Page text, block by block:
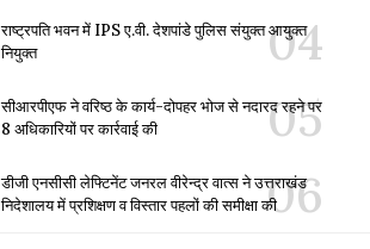
राष्ट्रपति भवन में IPS ए.वी. देशपांडे पुलिस संयुक्त आयुक्त
नियुक्त
सीआरपीएफ ने वरिष्ठ के कार्य-दोपहर भोज से नदारद रहने पर
8 अधिकारियों पर कार्रवाई की
डीजी एनसीसी लेफ्टिनेंट जनरल वीरेन्द्र वात्स ने उत्तराखंड
निदेशालय में प्रशिक्षण व विस्तार पहलों की समीक्षा की